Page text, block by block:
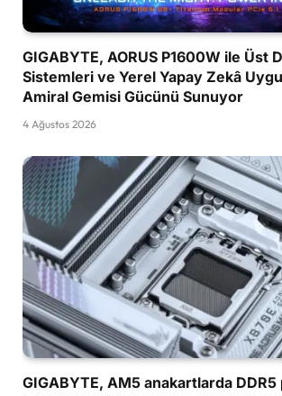
GIGABYTE, AORUS P1600W ile Üst
Sistemleri ve Yerel Yapay Zekâ
Amiral Gemisi Gücünü Sunuyor
4 Ağustos 2026
GIGABYTE, AM5 anakartlarda DDR5